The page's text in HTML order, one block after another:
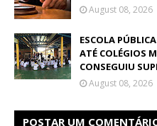
August 08, 2026
ESCOLA
ATÉ COLÉGIOS
CONSEGUIU
August 08, 2026
POSTAR UM